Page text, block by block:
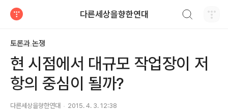
다른세상을향한연대
토론과 논쟁
현 시점에서 대규모 작업장이 저
항의 중심이 될까?
다른세상을향한연대 2015. 4. 3. 12:38